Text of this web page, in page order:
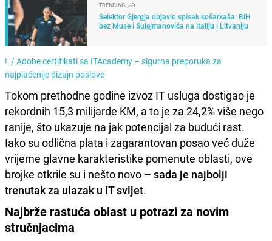
TRENDING
Selektor Gjergja objavio spisak košarkaša: BiH
bez Muse i Sulejmanovića na Italiju i Litvaniju
! /Adobe certifikati sa ITAcademy – sigurna preporuka za
najplaćenije dizajn poslove
Tokom prethodne godine izvoz IT usluga dostigao je
rekordnih 15,3 milijarde KM, a to je za 24,2% više nego
ranije, što ukazuje na jak potencijal za budući rast.
Iako su odlična plata i zagarantovan posao već duže
vrijeme glavne karakteristike pomenute oblasti, ove
brojke otkrile su i nešto novo – sada je najbolji
trenutak za ulazak u IT svijet.
Najbrže rastuća oblast u potrazi za novim
stručnjacima